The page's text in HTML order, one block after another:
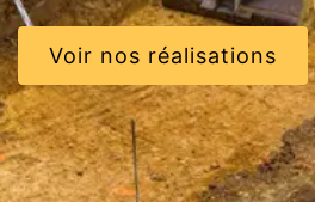
Voir nos réalisations